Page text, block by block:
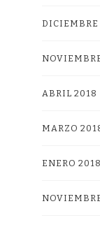
DICIEMBRE
ABRIL 2018
MARZO
ENERO 2018